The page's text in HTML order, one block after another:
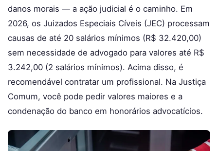
danos morais — a ação judicial é o caminho. Em
2026, os Juizados Especiais Cíveis (JEC) processam
causas de até 20 salários mínimos (R$ 32.420,00)
sem necessidade de advogado para valores até R$
3.242,00 (2 salários mínimos). Acima disso, é
recomendável contratar um profissional. Na Justiça
Comum, você pode pedir valores maiores e a
condenação do banco em honorários advocatícios.